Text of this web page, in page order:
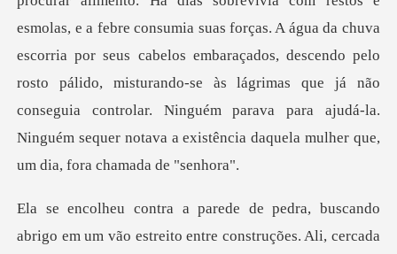
as forças. A água da chuva
escorria por seus cabelos embaraçados, descendo pelo
rosto pálido, misturando-se às lágrimas que já não
cons